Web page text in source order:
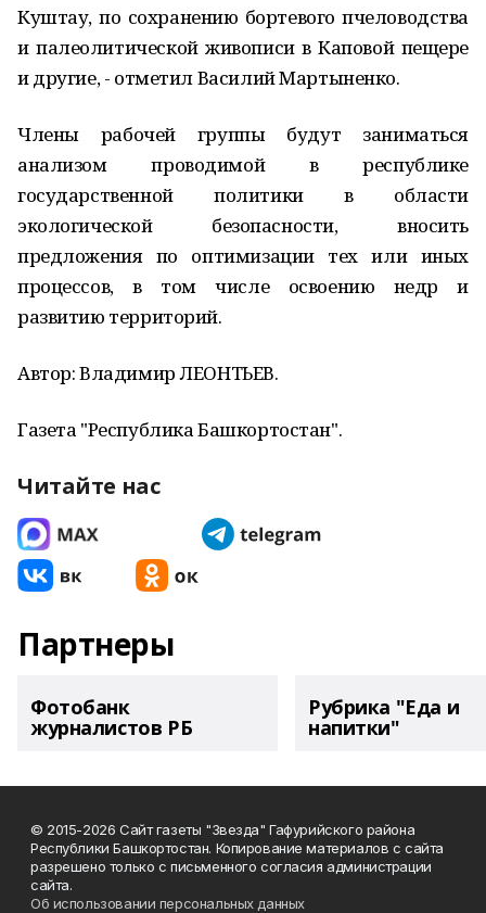
Куштау, по сохранению бортевого пчеловодства
и палеолитической живописи в Каповой пещере
и другие, - отметил Василий Мартыненко.
Члены рабочей группы будут заниматься
анализом проводимой в республике
государственной политики в области
экологической безопасности, вносить
предложения по оптимизации тех или иных
процессов, в том числе освоению недр и
развитию территорий.
Автор: Владимир ЛЕОНТЬЕВ.
Газета "Республика Башкортостан".
Читайте нас
Партнеры
Фотобанк
журналистов РБ
Рубрика "Еда и
напитки"
© 2015-2026 Сайт газеты "Звезда" Гафурийского района
Республики Башкортостан. Копирование материалов с сайта
разрешено только с письменного согласия администрации
сайта.
Об использовании персональных данных